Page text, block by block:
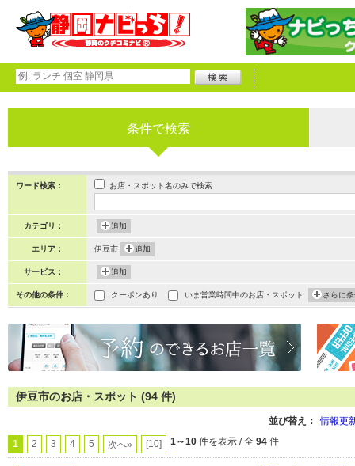
条件で検索
ワード検索： お店・スポット名のみで検索
カテゴリ： 追加
エリア： 伊豆市 追加
サービス： 追加
その他の条件： クーポンあり いま営業時間中のお店・スポット さらに
伊豆市のお店・スポット (94 件)
並び替え： 情報更
1 2 3 4 5 次へ» [10] 1～10 件を表示 / 全 94 件